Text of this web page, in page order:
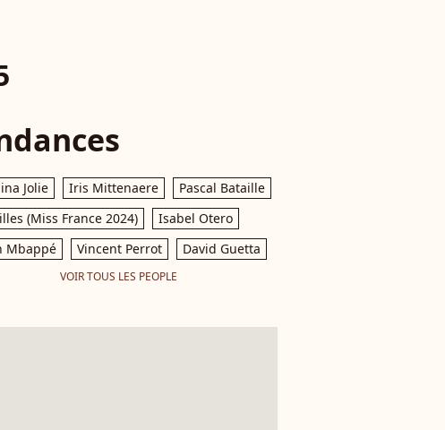
Jolie Iris Mittenaere
Pascal Bataille
(Miss France 2024)
Isabel Otero
Mbappé
Vincent Perrot David Guetta
VOIR TOUS LES PEOPLE